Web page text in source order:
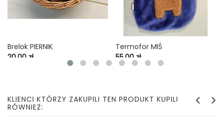
Brelok PIERNIK
Cena
20,00 zł
Termofor MIŚ
Cena
55,00 zł
KLIENCI KTÓRZY ZAKUPILI TEN PRODUKT KUPILI
RÓWNIEŻ: